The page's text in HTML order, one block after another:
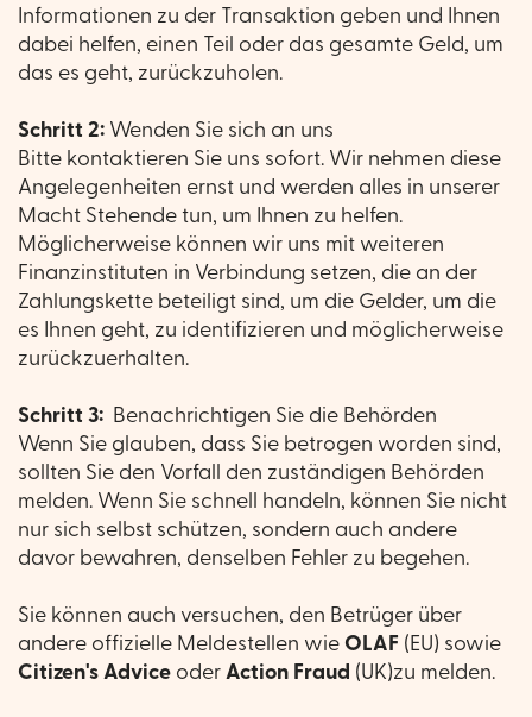
Informationen zu der Transaktion geben und Ihnen
dabei helfen, einen Teil oder das gesamte Geld, um
das es geht, zurückzuholen.
Schritt 2: Wenden Sie sich an uns
Bitte kontaktieren Sie uns sofort. Wir nehmen diese
Angelegenheiten ernst und werden alles in unserer
Macht Stehende tun, um Ihnen zu helfen.
Möglicherweise können wir uns mit weiteren
Finanzinstituten in Verbindung setzen, die an der
Zahlungskette beteiligt sind, um die Gelder, um die
es Ihnen geht, zu identifizieren und möglicherweise
zurückzuerhalten.
Schritt 3: Benachrichtigen Sie die Behörden
Wenn Sie glauben, dass Sie betrogen worden sind,
sollten Sie den Vorfall den zuständigen Behörden
melden. Wenn Sie schnell handeln, können Sie nicht
nur sich selbst schützen, sondern auch andere
davor bewahren, denselben Fehler zu begehen.
Sie können auch versuchen, den Betrüger über
andere offizielle Meldestellen wie OLAF (EU) sowie
Citizen's Advice oder Action Fraud (UK)zu melden.